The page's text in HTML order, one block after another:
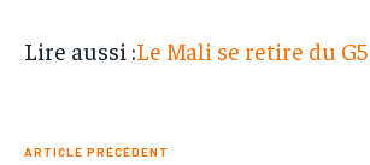
Lire aussi :Le Mali se retire du
ARTICLE PRÉCÉDENT